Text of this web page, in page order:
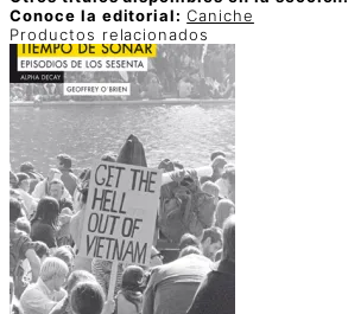
Conoce la editorial:Caniche
Productos relacionados